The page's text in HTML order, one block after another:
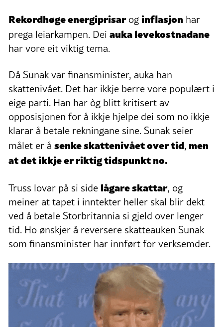
Rekordhøge energiprisarog inflasjon har
prega leiarkampen. Dei auka levekostnadane
har vore eit viktig tema.
Då Sunak var finansminister, auka han
skattenivået. Det har ikkje berre vore populært i
eige parti. Han har òg blitt kritisert av
opposisjonen for å ikkje hjelpe dei som no ikkje
klarar å betale rekningane sine. Sunak seier
målet er å senke skattenivået over tid, men
at det ikkje er riktig tidspunkt no.
Truss lovar på si side lågare skattar, og
meiner at tapet i inntekter heller skal blir dekt
ved å betale Storbritannia si gjeld over lenger
tid. Ho ønskjer å reversere skatteauken Sunak
som finansminister har innført for verksemder.